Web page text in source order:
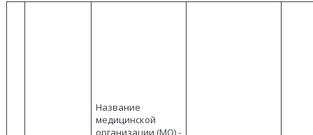
Название
медицинской
организации (МО) -